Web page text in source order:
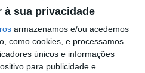
à sua privacidade
armazenamos e/ou acedemos
como cookies, e processamos
únicos e informações
para publicidade e